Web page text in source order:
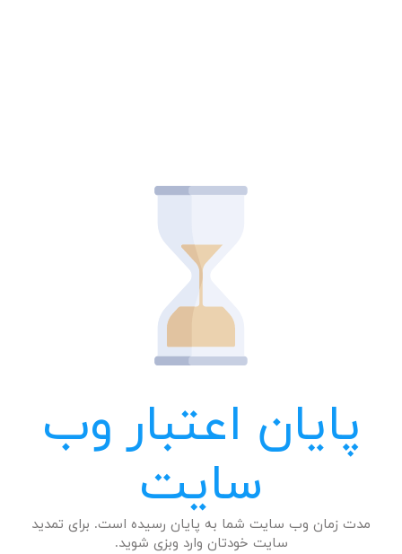
پایان اعتبار وب
سایت
مدت زمان وب سایت شما به پایان رسیده است. برای تمدید
سایت خودتان وارد وبزی شوید.